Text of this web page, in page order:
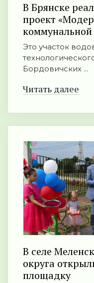
В Брянске
проект
Это участок
Бордовичских ...
Читать далее
В селе
округа
площадку